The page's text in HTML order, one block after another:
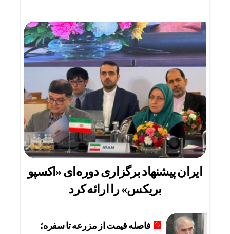
ایران پیشنهاد برگزاری دوره‌ای «اکسپو
بریکس» را ارائه کرد
فاصله قیمت از مزرعه تا سفره؛